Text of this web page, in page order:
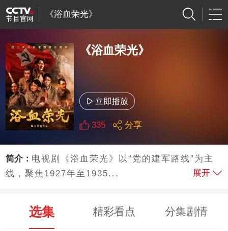
《浴血荣光》
《浴血荣光》
335 分享
简介： 电视剧《浴血荣光》以“党的建军路线”为主
线，聚焦1927年至1935...
展开
选集 精彩看点 分集剧情